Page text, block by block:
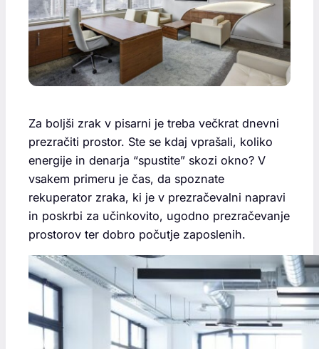
Za boljši zrak v pisarni je treba večkrat dnevni
prezračiti prostor. Ste se kdaj vprašali, koliko
energije in denarja “spustite” skozi okno? V
vsakem primeru je čas, da spoznate
rekuperator zraka, ki je v prezračevalni napravi
in poskrbi za učinkovito, ugodno prezračevanje
prostorov ter dobro počutje zaposlenih.